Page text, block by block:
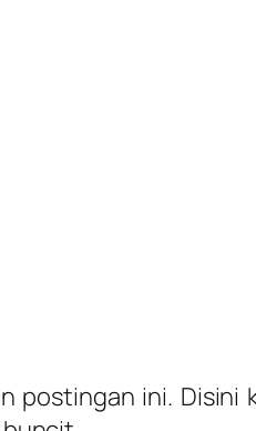
postingan ini. Disini